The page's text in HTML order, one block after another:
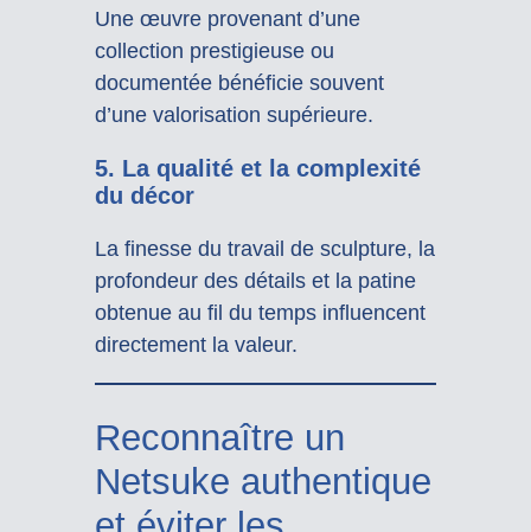
Une œuvre provenant d’une
collection prestigieuse ou
documentée bénéficie souvent
d’une valorisation supérieure.
5. La qualité et la complexité
du décor
La finesse du travail de sculpture, la
profondeur des détails et la patine
obtenue au fil du temps influencent
directement la valeur.
Reconnaître un
Netsuke authentique